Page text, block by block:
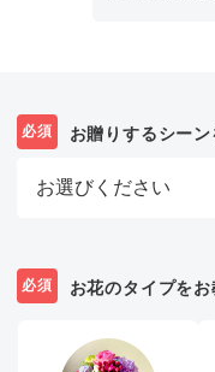
必須 お贈りするシーン
必須 お花のタイプをお